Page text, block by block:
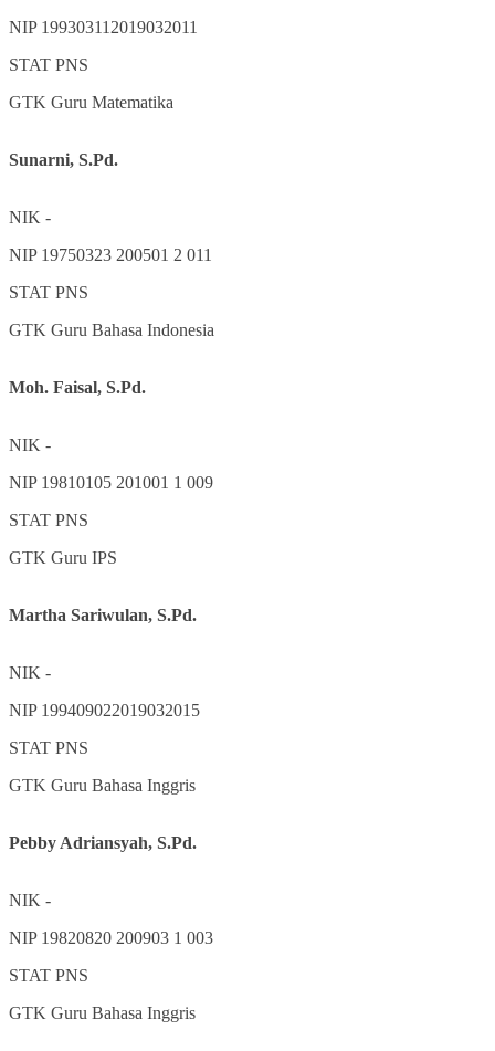
NIP 199303112019032011
STAT PNS
GTK Guru Matematika
Sunarni, S.Pd.
NIK -
NIP 19750323 200501 2 011
STAT PNS
GTK Guru Bahasa Indonesia
Moh. Faisal, S.Pd.
NIK -
NIP 19810105 201001 1 009
STAT PNS
GTK Guru IPS
Martha Sariwulan, S.Pd.
NIK -
NIP 199409022019032015
STAT PNS
GTK Guru Bahasa Inggris
Pebby Adriansyah, S.Pd.
NIK -
NIP 19820820 200903 1 003
STAT PNS
GTK Guru Bahasa Inggris